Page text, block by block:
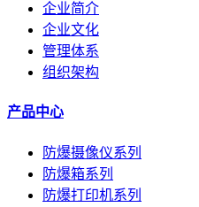
企业简介
企业文化
管理体系
组织架构
产品中心
防爆摄像仪系列
防爆箱系列
防爆打印机系列